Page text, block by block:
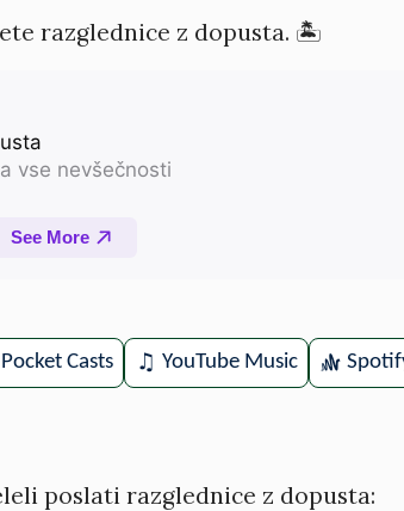
razglednice z dopusta. 🏝️
Pocket Casts YouTube Music
poslati razglednice z dopusta: